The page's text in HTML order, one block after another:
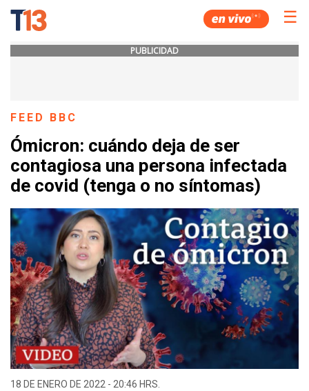
☰
PUBLICIDAD
FEED BBC
Ómicron: cuándo deja de ser
contagiosa una persona infectada
de covid (tenga o no síntomas)
18 DE ENERO DE 2022 - 20:46 HRS.